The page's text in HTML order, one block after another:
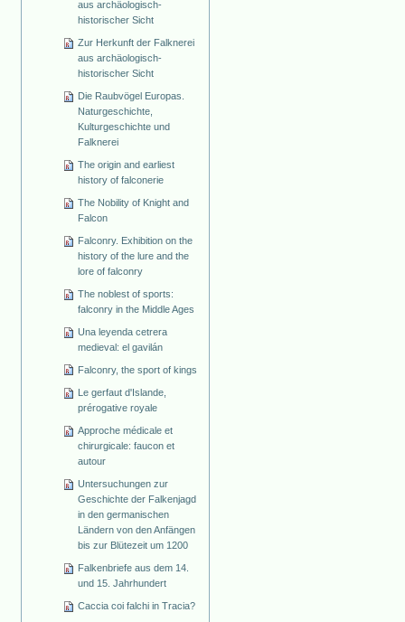
aus archäologisch-
historischer Sicht
Zur Herkunft der Falknerei
aus archäologisch-
historischer Sicht
Die Raubvögel Europas.
Naturgeschichte,
Kulturgeschichte und
Falknerei
The origin and earliest
history of falconerie
The Nobility of Knight and
Falcon
Falconry. Exhibition on the
history of the lure and the
lore of falconry
The noblest of sports:
falconry in the Middle Ages
Una leyenda cetrera
medieval: el gavilán
Falconry, the sport of kings
Le gerfaut d'Islande,
prérogative royale
Approche médicale et
chirurgicale: faucon et
autour
Untersuchungen zur
Geschichte der Falkenjagd
in den germanischen
Ländern von den Anfängen
bis zur Blütezeit um 1200
Falkenbriefe aus dem 14.
und 15. Jahrhundert
Caccia coi falchi in Tracia?